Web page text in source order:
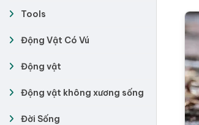
Tools
Động Vật Có Vú
Động vật
Động vật không xương sống
Đời Sống